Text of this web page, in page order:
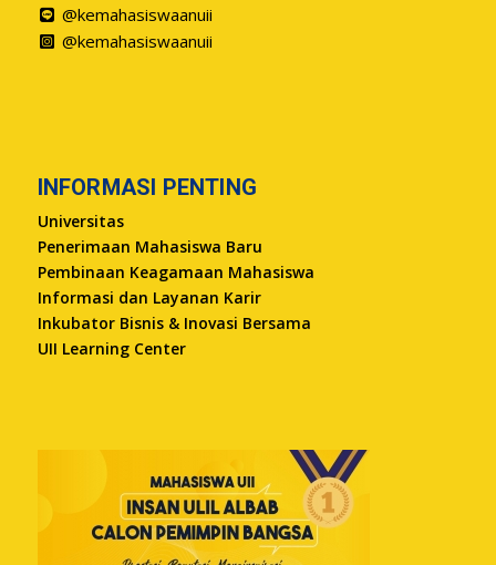
@kemahasiswaanuii
@kemahasiswaanuii
INFORMASI PENTING
Universitas
Penerimaan Mahasiswa Baru
Pembinaan Keagamaan Mahasiswa
Informasi dan Layanan Karir
Inkubator Bisnis & Inovasi Bersama
UII Learning Center